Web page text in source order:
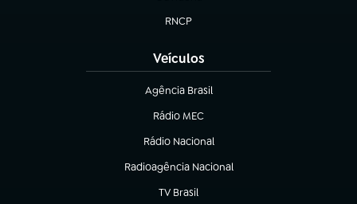
RNCP
(abre em nova aba)
Veículos
Agência Brasil
(abre em nova aba)
Rádio MEC
(abre em nova aba)
Rádio Nacional
Radioagência Nacional
(abre em nova aba)
TV Brasil
(abre em nova aba)